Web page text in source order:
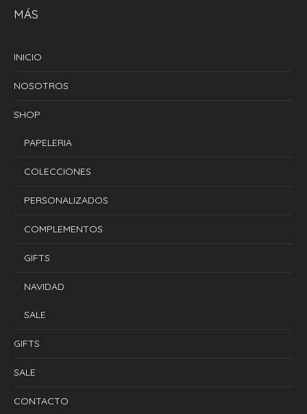
MÁS
INICIO
NOSOTROS
SHOP
PAPELERIA
COLECCIONES
PERSONALIZADOS
COMPLEMENTOS
GIFTS
NAVIDAD
SALE
GIFTS
SALE
CONTACTO